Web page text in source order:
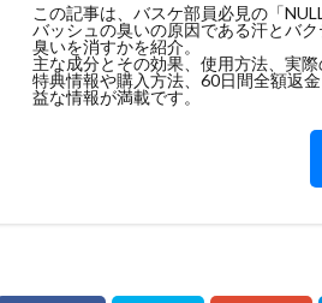
この記事は、バスケ部員必見の「
バッシュの臭いの原因である汗とバ
臭いを消すかを紹介。
主な成分とその効果、使用方法、実
特典情報や購入方法、60日間全額返
益な情報が満載です。